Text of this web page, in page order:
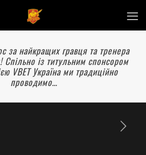
за найкращих гравця та тренера
Спільно із титульним спонсором
VBET Україна ми традиційно
проводимо…